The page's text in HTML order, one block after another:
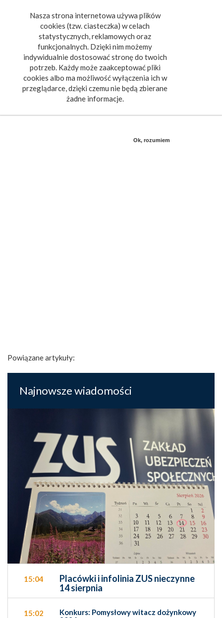
Nasza strona internetowa używa plików
cookies (tzw. ciasteczka) w celach
statystycznych, reklamowych oraz
funkcjonalnych. Dzięki nim możemy
indywidualnie dostosować stronę do twoich
potrzeb. Każdy może zaakceptować pliki
cookies albo ma możliwość wyłączenia ich w
przeglądarce, dzięki czemu nie będą zbierane
żadne informacje.
Ok, rozumiem
Powiązane artykuły:
Najnowsze wiadomości
15:04
Placówki i infolinia ZUS nieczynne
14 sierpnia
15:02
Konkurs: Pomysłowy witacz dożynkowy